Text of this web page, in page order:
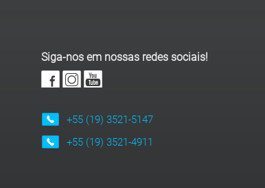
Siga-nos em nossas redes sociais!
+55 (19) 3521-5147
+55 (19) 3521-4911